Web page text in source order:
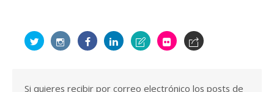
Si quieres recibir por correo electrónico los posts de